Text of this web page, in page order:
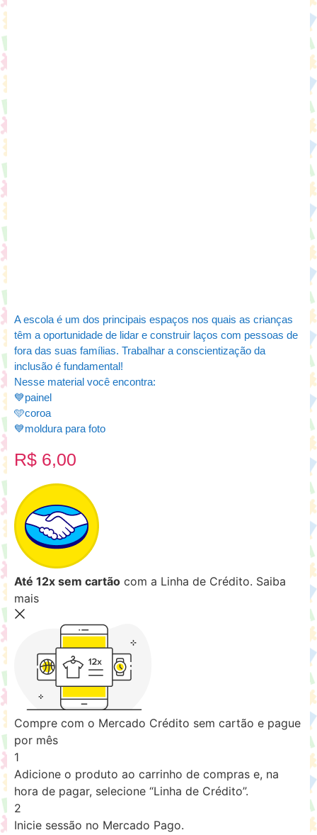
A escola é um dos principais espaços nos quais as crianças
têm a oportunidade de lidar e construir laços com pessoas de
fora das suas famílias. Trabalhar a conscientização da
inclusão é fundamental!
Nesse material você encontra:
💙painel
🩵coroa
💙moldura para foto
R$ 6,00
Até 12x sem cartão com a Linha de Crédito. Saiba
mais
Compre com o Mercado Crédito sem cartão e pague
por mês
1
Adicione o produto ao carrinho de compras e, na
hora de pagar, selecione “Linha de Crédito”.
2
Inicie sessão no Mercado Pago.